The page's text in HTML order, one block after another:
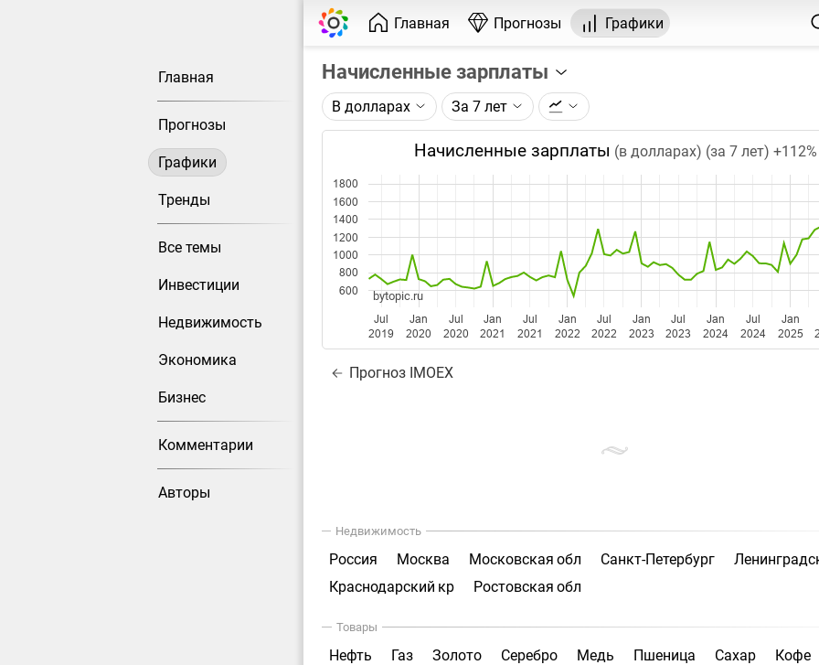
Главная Прогнозы Графики
Главная
Прогнозы
Графики
Тренды
Все темы
Инвестиции
Недвижимость
Экономика
Бизнес
Комментарии
Авторы
Начисленные зарплаты
Описание графика:
Среднемесячная номинальная начисленная заработная плата (ФОТ)
работников в целом по экономике по данным Росстата.
Каждая точка на графике - среднее значение за месяц. Таймфрейм
меняется при изменении глубины графика.
Данные добавляются ежемесячно после официальной публикации
В долларах За 7 лет
Начисленные зарплаты (в долларах) (за 7 лет) +112%
Jan
2020
Jan
2021
Jan
2022
Jan
2023
Jan
2024
Jan
2025
Jul
2019
Jul
2020
Jul
2021
Jul
2022
Jul
2023
Jul
2024
600
800
1000
1200
1400
1600
1800
bytopic.ru
Прогноз IMOEX
Недвижимость
Россия Москва Московская обл Санкт-Петербург
Краснодарский кр
Ростовская обл
Товары
Нефть Газ Золото Серебро Медь Пшеница Сахар Кофе